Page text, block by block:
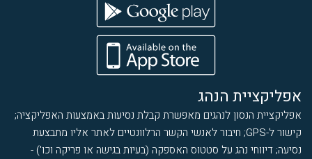
אפליקציית הנהג
אפליקציית הנסון לנהגים מאפשרת קבלת נסיעות באמצעות האפליקציה;
קישור ל-GPS; חיבור לאנשי הקשר הרלוונטיים לאתר אליו מתבצעת
נסיעה; דיווחי נהג על סטטוס האספקה (בעיות בגישה או פריקה וכו') -